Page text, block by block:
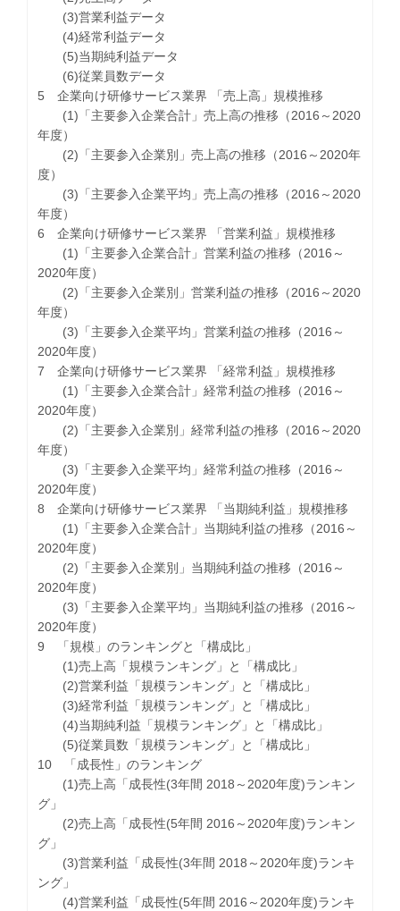
(3)営業利益データ
(4)経常利益データ
(5)当期純利益データ
(6)従業員数データ
5 企業向け研修サービス業界 「売上高」規模推移
(1)「主要参入企業合計」売上高の推移（2016～2020
年度）
(2)「主要参入企業別」売上高の推移（2016～2020年
度）
(3)「主要参入企業平均」売上高の推移（2016～2020
年度）
6 企業向け研修サービス業界 「営業利益」規模推移
(1)「主要参入企業合計」営業利益の推移（2016～
2020年度）
(2)「主要参入企業別」営業利益の推移（2016～2020
年度）
(3)「主要参入企業平均」営業利益の推移（2016～
2020年度）
7 企業向け研修サービス業界 「経常利益」規模推移
(1)「主要参入企業合計」経常利益の推移（2016～
2020年度）
(2)「主要参入企業別」経常利益の推移（2016～2020
年度）
(3)「主要参入企業平均」経常利益の推移（2016～
2020年度）
8 企業向け研修サービス業界 「当期純利益」規模推移
(1)「主要参入企業合計」当期純利益の推移（2016～
2020年度）
(2)「主要参入企業別」当期純利益の推移（2016～
2020年度）
(3)「主要参入企業平均」当期純利益の推移（2016～
2020年度）
9 「規模」のランキングと「構成比」
(1)売上高「規模ランキング」と「構成比」
(2)営業利益「規模ランキング」と「構成比」
(3)経常利益「規模ランキング」と「構成比」
(4)当期純利益「規模ランキング」と「構成比」
(5)従業員数「規模ランキング」と「構成比」
10 「成長性」のランキング
(1)売上高「成長性(3年間 2018～2020年度)ランキン
グ」
(2)売上高「成長性(5年間 2016～2020年度)ランキン
グ」
(3)営業利益「成長性(3年間 2018～2020年度)ランキ
ング」
(4)営業利益「成長性(5年間 2016～2020年度)ランキ